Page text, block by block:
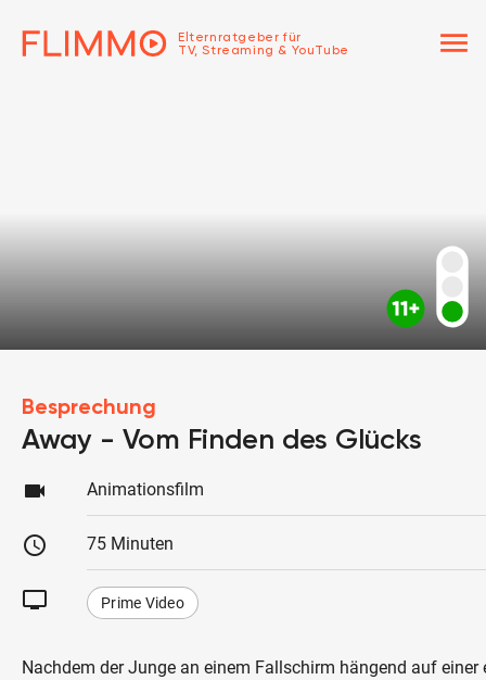
Elternratgeber für
TV, Streaming & YouTube
menu
Besprechung
Away - Vom Finden des Glücks
videocam Animationsfilm
schedule 75 Minuten
tv Prime Video
Nachdem der Junge an einem Fallschirm hängend auf einer